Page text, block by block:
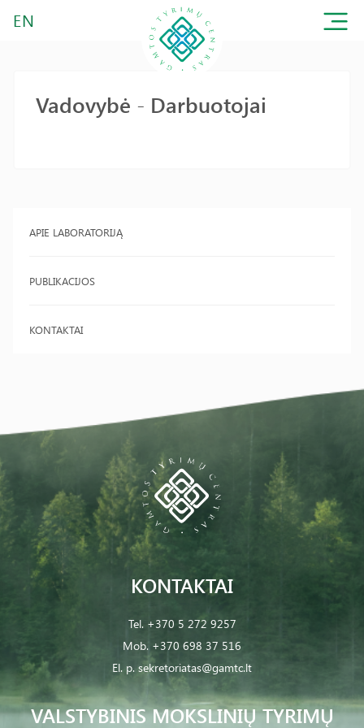
EN
APIE LABORATORIJĄ
PUBLIKACIJOS
KONTAKTAI
Vadovybė - Darbuotojai
VALSTYBINIS MOKSLINIŲ TYRIMŲ
KONTAKTAI
Tel. +370 5 272 9257
Mob. +370 698 37 516
El. p. sekretoriatas@gamtc.lt